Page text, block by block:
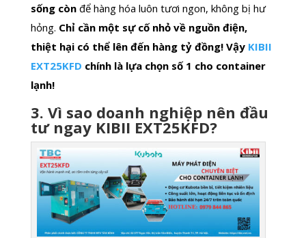
sống cònđể hàng hóa luôn tươi ngon, không bị hư
hỏng. Chỉ cần một sự cố nhỏ về nguồn điện,
thiệt hại có thể lên đến hàng tỷ đồng! Vậy KIBII
EXT25KFD chính là lựa chọn số 1 cho container
lạnh!
3. Vì sao doanh nghiệp nên đầu
tư ngay KIBII EXT25KFD?